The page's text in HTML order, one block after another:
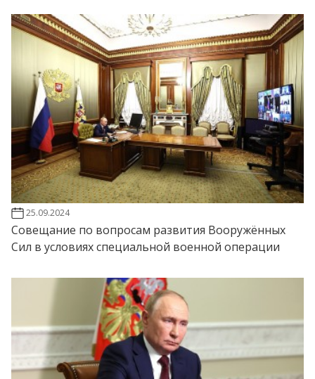
25.09.2024
Совещание по вопросам развития Вооружённых
Сил в условиях специальной военной операции